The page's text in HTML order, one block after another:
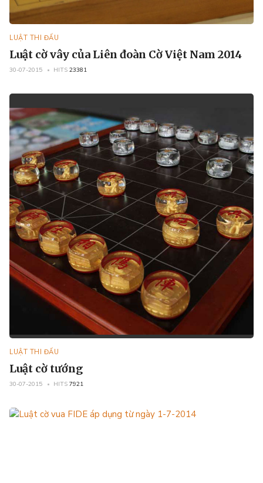
LUẬT THI ĐẤU
Luật cờ vây của Liên đoàn Cờ Việt Nam 2014
30-07-2015 HITS 23381
LUẬT THI ĐẤU
Luật cờ tướng
30-07-2015 HITS 7921